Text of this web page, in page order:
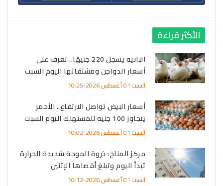
الأكثر قراءة
البانيه يسجل 220 جنيهًا.. تعرف على
أسعار الدواجن ومشتقاتها اليوم السبت
السبت 01 أغسطس 2026-10:25
أسعار البيض تواصل الارتفاع.. الأحمر
يتجاوز 100 جنيه للمستهلك اليوم السبت
السبت 01 أغسطس 2026-10:02
مركز المناخ: ذروة الموجة شديدة الحرارة
تبدأ اليوم وتبلغ أقصاها الإثنين
السبت 01 أغسطس 2026-10:12